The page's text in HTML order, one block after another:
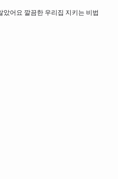
았어요 깔끔한 우리집 지키는 비법